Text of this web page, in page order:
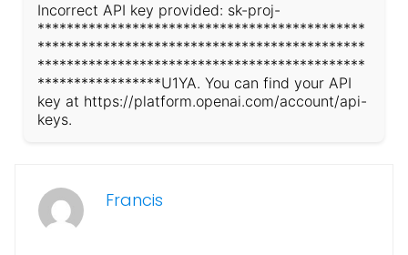
Incorrect API key provided: sk-proj-
*********************************************
*********************************************
*********************************************
*****************U1YA. You can find your API
key at https://platform.openai.com/account/api-
keys.
Francis